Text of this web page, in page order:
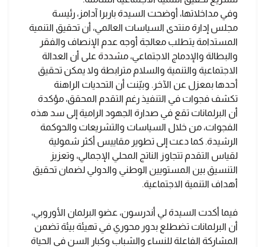
وفي مداخلاتها، أوضحت السيدة باربرا آدامز، رئيسة
مجلس إدارة منتدى السياسات العالمي، أن تحقيق التنمية
المستدامة يتطلب معالجة أوجه عدم الإنصاف والفقر
والبطالة والإدماج الاجتماعي، مشددة على أن العدالة
الاجتماعية والتنمية والسلام مترابطة ولا يمكن تحقيق
أحدها بمعزل عن الآخر. وبيّنت أن التحديات الراهنة
تكشف فجوات في التنفيذ رغم التقدم المحقق، مؤكدة
أن البرلمانات تقع في صدارة الجهود الرامية إلى سد هذه
الفجوات، من خلال السياسات والتشريعات والحوكمة
الرشيدة. كما دعت إلى تطوير مقاييس أكثر شمولية
لقياس التقدم تتجاوز الناتج المحلي الإجمالي، وتعزيز
التنسيق بين المستويين الوطني والدولي لضمان تحقيق
أهداف التنمية الاجتماعية.
فيما أكدت السيدة لي أندرسون، عضو البرلمان الأوروبي،
أن البرلمانات تضطلع بدور محوري في تهيئة بيئة تضمن
المشاركة الفاعلة للنساء والشباب وكبار السن في الحياة